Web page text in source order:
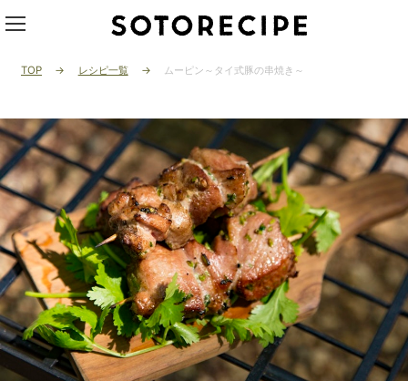
TOP レシピ一覧 ムーピン～タイ式豚の串焼き～